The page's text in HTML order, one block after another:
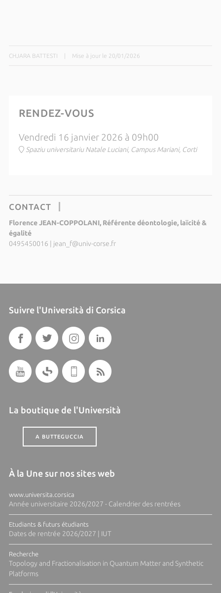
CHJARA BATTESTI Mise à jour le 20/01/2026
RENDEZ-VOUS
Vendredi 16 janvier 2026 à 09h00
Spaziu universitariu Natale Luciani, Campus Mariani, Corti
CONTACT
Florence JEAN-COPPOLANI, Référente déontologie, laïcité &
égalité
0495450016
jean_f@univ-corse.fr
Suivre l'Università di Corsica
La boutique de l'Università
A BUTTEGUCCIA
À la Une sur nos sites web
www.universita.corsica
Année universitaire 2026/2027 - Calendrier des rentrées
Etudiants & futurs étudiants
Dates de rentrée 2026/2027 | IUT
Recherche
Topology and Fractionalisation in Quantum Matter and Synthetic
Platforms